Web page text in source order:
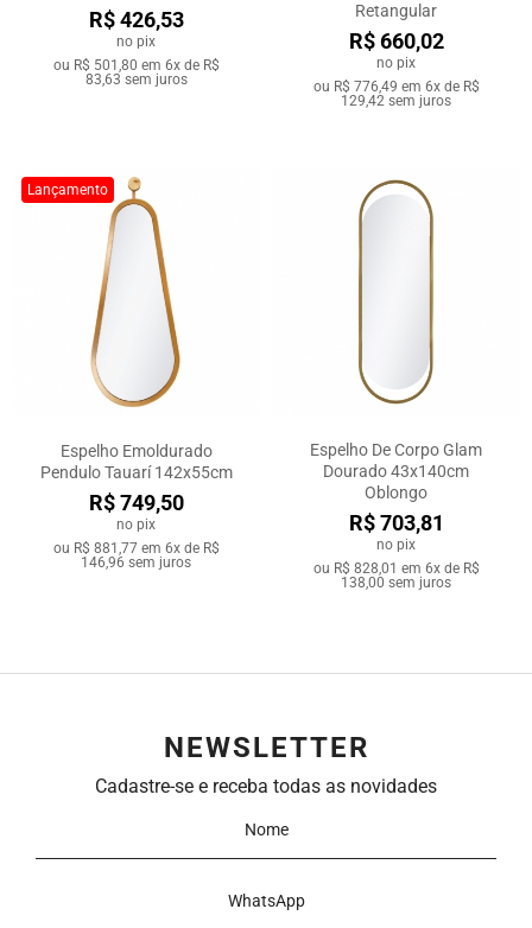
R$ 426,53
no pix
ou R$ 501,80 em 6x de R$
83,63 sem juros
Retangular
R$ 660,02
no pix
ou R$ 776,49 em 6x de R$
129,42 sem juros
Lançamento
Espelho Emoldurado
Pendulo Tauarí 142x55cm
R$ 749,50
no pix
ou R$ 881,77em 6x de R$
146,96 sem juros
Espelho De Corpo Glam
Dourado 43x140cm
Oblongo
R$ 703,81
no pix
ou R$ 828,01 em 6x de R$
138,00 sem juros
NEWSLETTER
Cadastre-se e receba todas as novidades